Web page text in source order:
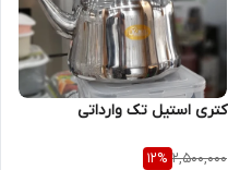
کتری استیل تک وارداتی
2,500,000
12%